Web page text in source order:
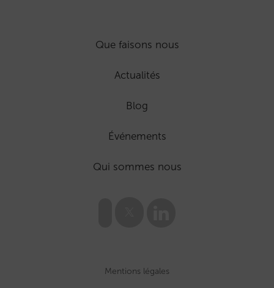
Que faisons nous
Actualités
Blog
Événements
Qui sommes nous
Mentions légales